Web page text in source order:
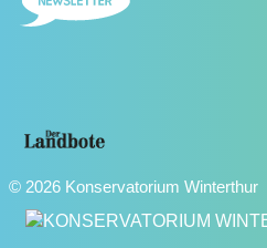
© 2026 Konservatorium Winterthur